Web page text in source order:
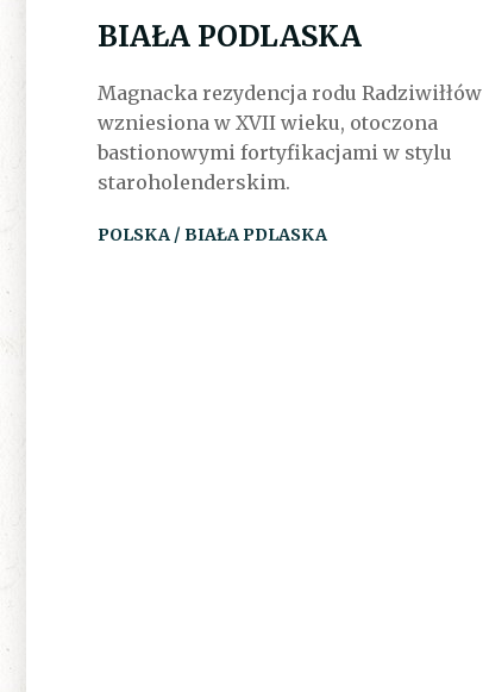
BIAŁA PODLASKA
Magnacka rezydencja rodu Radziwiłłów
wzniesiona w XVII wieku, otoczona
bastionowymi fortyfikacjami w stylu
staroholenderskim.
POLSKA / BIAŁA PDLASKA